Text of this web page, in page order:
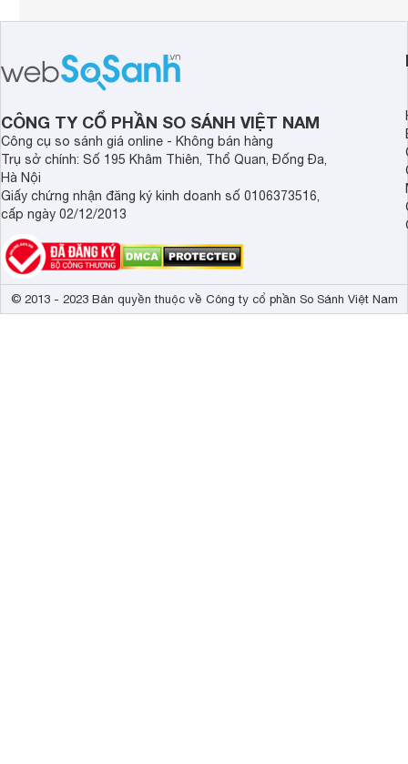
CÔNG TY CỔ PHẦN SO SÁNH VIỆT NAM
Công cụ so sánh giá online - Không bán hàng
Trụ sở chính: Số 195 Khâm Thiên, Thổ Quan, Đống Đa,
Hà Nội
Giấy chứng nhận đăng ký kinh doanh số 0106373516,
cấp ngày 02/12/2013
© 2013 - 2023 Bản quyền thuộc về Công ty cổ phần So Sánh Việt Nam